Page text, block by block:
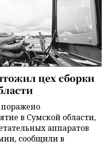
цех сборки
в Сумской области,
аппаратов
сообщили в